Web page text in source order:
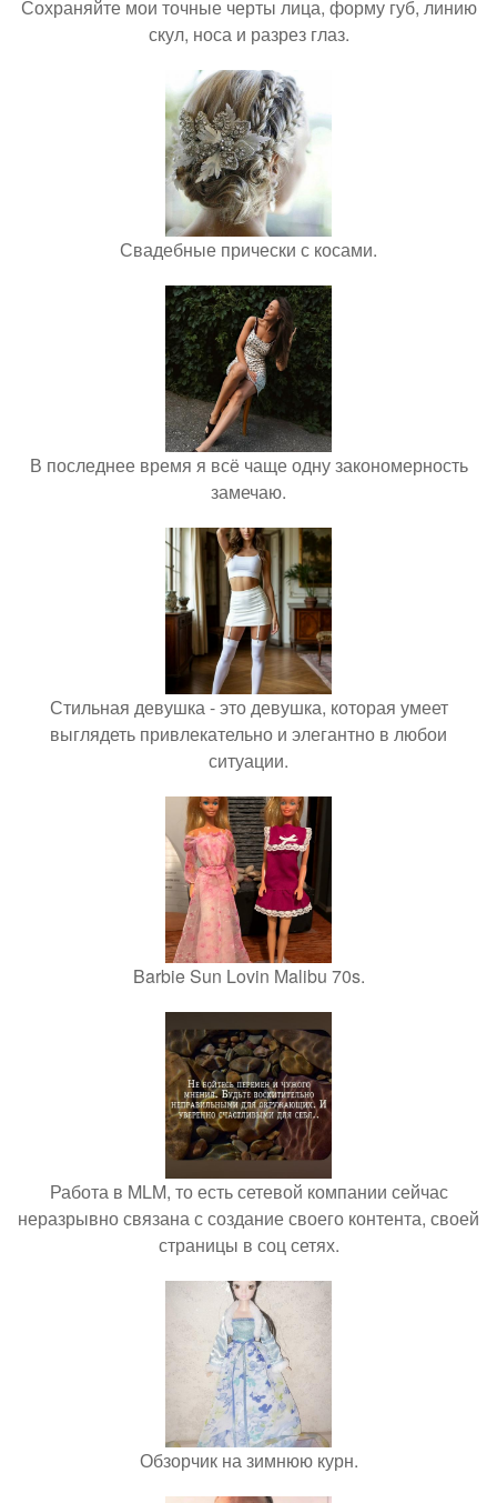
Сохраняйте мои точные черты лица, форму губ, линию
скул, носа и разрез глаз.
Свадебные прически с косами.
В последнее время я всё чаще одну закономерность
замечаю.
Стильная девушка - это девушка, которая умеет
выглядеть привлекательно и элегантно в любои
ситуации.
Barbie Sun Lovin Malibu 70s.
Работа в MLM, то есть сетевой компании сейчас
неразрывно связана с создание своего контента, своей
страницы в соц сетях.
Обзорчик на зимнюю курн.